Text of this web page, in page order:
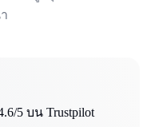
5 บน Trustpilot